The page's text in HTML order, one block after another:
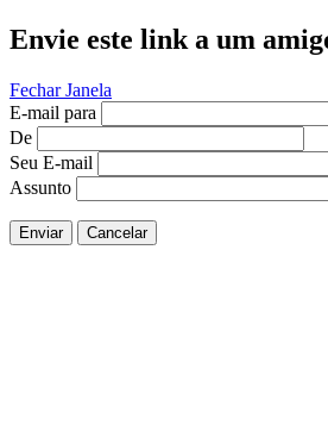
Envie este link a um
Fechar Janela
E-mail para
De
Seu E-mail
Assunto
Enviar Cancelar